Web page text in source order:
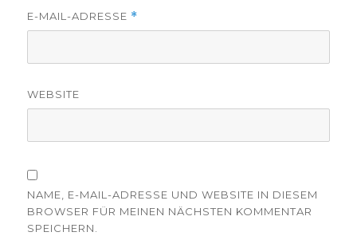
E-MAIL-ADRESSE *
WEBSITE
NAME, E-MAIL-ADRESSE UND WEBSITE IN DIESEM
BROWSER FÜR MEINEN NÄCHSTEN KOMMENTAR
SPEICHERN.